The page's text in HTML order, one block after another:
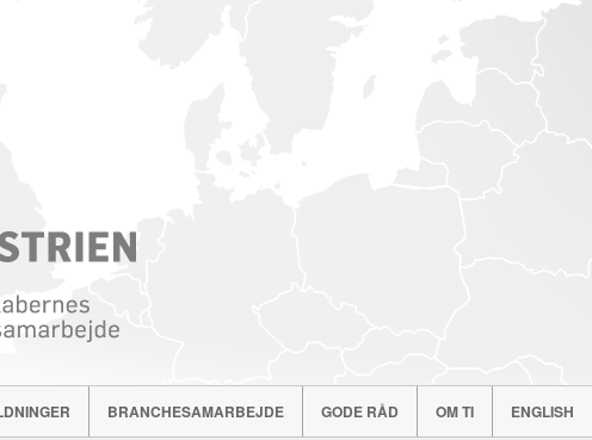
BRANCHESAMARBEJDE GODE RÅD OM TI ENGLISH